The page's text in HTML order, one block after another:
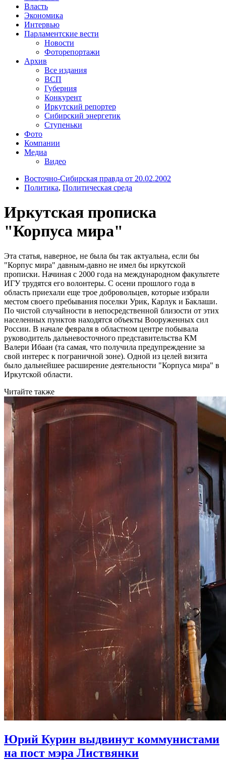
Власть
Экономика
Интервью
Парламентские вести
Новости
Фоторепортажи
Архив
Все издания
ВСП
Губерния
Конкурент
Иркутский репортер
Сибирский энергетик
Ступеньки
Фото
Компании
Медиа
Видео
Восточно-Сибирская правда от 20.02.2002
Политика, Политическая среда
Иркутская прописка
"Корпуса мира"
Эта статья, наверное, не была бы так актуальна, если бы
"Корпус мира" давным-давно не имел бы иркутской
прописки. Начиная с 2000 года на международном факультете
ИГУ трудятся его волонтеры. С осени прошлого года в
область приехали еще трое добровольцев, которые избрали
местом своего пребывания поселки Урик, Карлук и Баклаши.
По чистой случайности в непосредственной близости от этих
населенных пунктов находятся объекты Вооруженных сил
России. В начале февраля в областном центре побывала
руководитель дальневосточного представительства КМ
Валери Ибаан (та самая, что получила предупреждение за
свой интерес к пограничной зоне). Одной из целей визита
было дальнейшее расширение деятельности "Корпуса мира" в
Иркутской области.
Читайте также
Юрий Курин выдвинут коммунистами
на пост мэра Листвянки